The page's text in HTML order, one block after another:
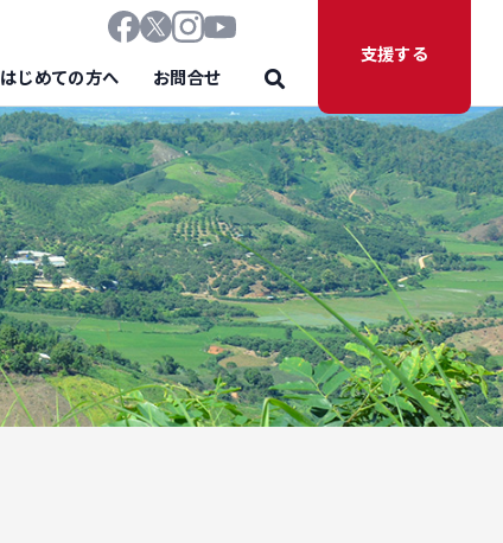
はじめての方へ お問合せ
支援する